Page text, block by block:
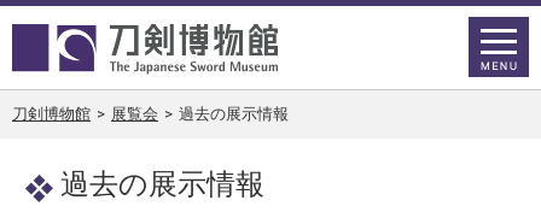
刀剣博物館 > 展覧会 > 過去の展示情報
過去の展示情報